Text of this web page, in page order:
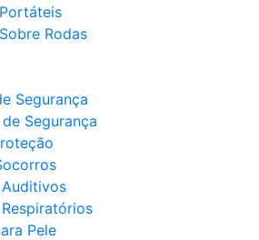
Rodas
Segurança
Segurança
Pele